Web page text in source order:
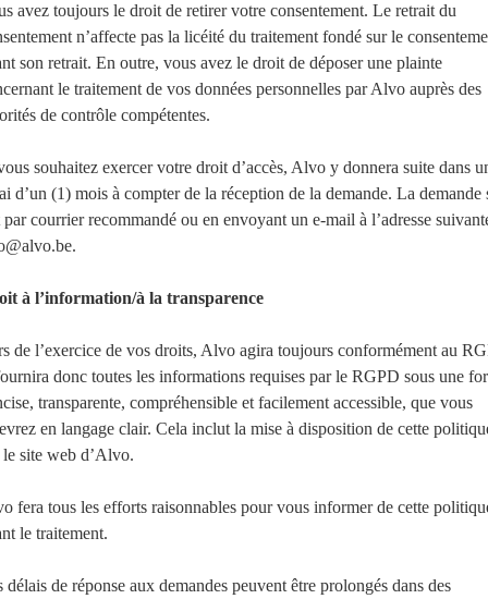
avez toujours le droit de retirer votre consentement. Le retrait du
n’affecte pas la licéité du traitement fondé sur le
son retrait. En outre, vous avez le droit de déposer une plainte
le traitement de vos données personnelles par Alvo auprès des
de contrôle compétentes.
souhaitez exercer votre droit d’accès, Alvo y donnera suite dans
d’un (1) mois à compter de la réception de la demande. La demande
courrier recommandé ou en envoyant un e-mail à l’adresse
à l’information/à la transparence
de l’exercice de vos droits, Alvo agira toujours conformément au
donc toutes les informations requises par le RGPD sous une
transparente, compréhensible et facilement accessible, que vous
en langage clair. Cela inclut la mise à disposition de cette
le site web d’Alvo.
fera tous les efforts raisonnables pour vous informer de cette
le traitement.
délais de réponse aux demandes peuvent être prolongés dans des